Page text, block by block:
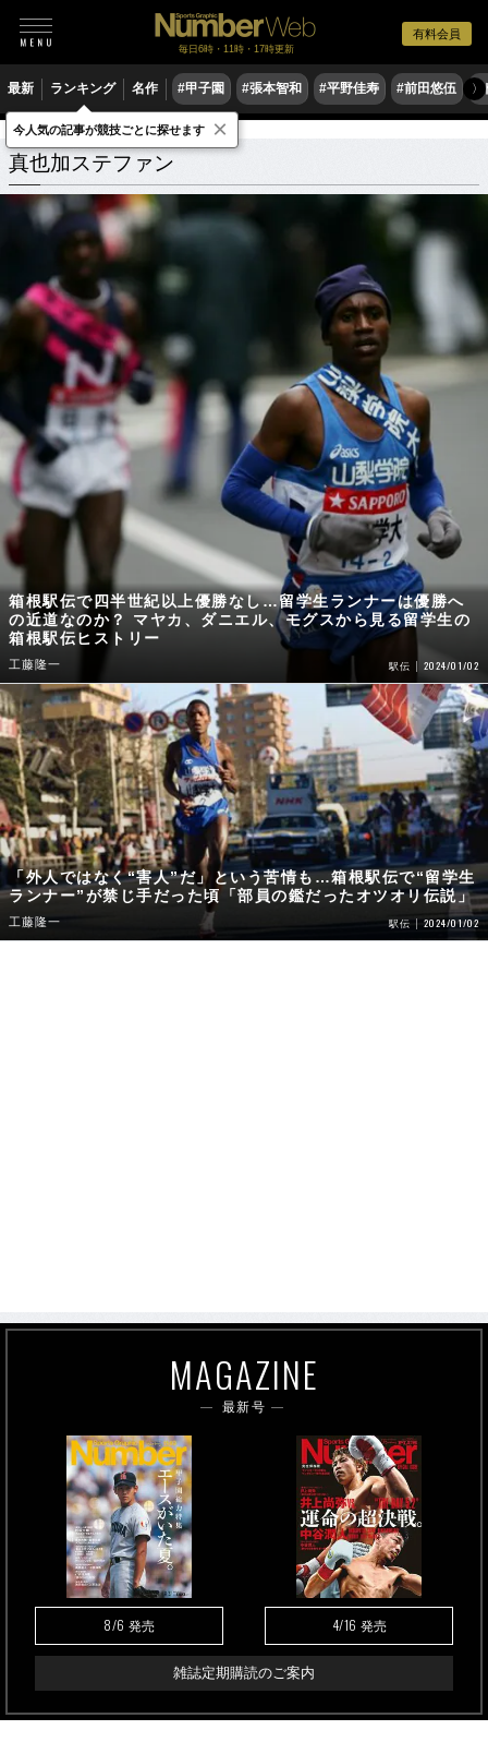
有料会員
毎日6時・11時・17時更新
最新 ランキング 名作 #甲子園 #張本智和 #平野佳寿 #前田悠伍 #
〉
真也加ステファン 関連記事
真也加ステファン
箱根駅伝で四半世紀以上優勝なし…留学生ランナーは優勝へ
の近道なのか？ マヤカ、ダニエル、モグスから見る留学生の
箱根駅伝ヒストリー
工藤隆一 駅伝 2024/01/02
「外人ではなく“害人”だ」という苦情も…箱根駅伝で“留学生
ランナー”が禁じ手だった頃「部員の鑑だったオツオリ伝説」
工藤隆一 駅伝 2024/01/02
MAGAZINE
最新号
8/6 発売 4/16 発売
雑誌定期購読のご案内
今人気の記事が競技ごとに探せます ×